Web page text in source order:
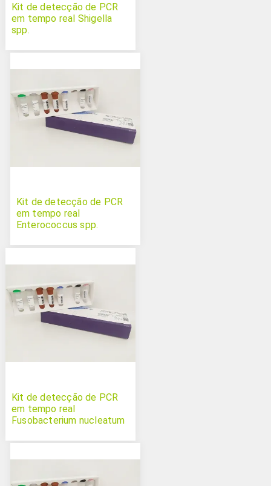
Kit de detecção de PCR
em tempo real Shigella
spp.
Kit de detecção de PCR
em tempo real
Enterococcus spp.
Kit de detecção de PCR
em tempo real
Fusobacterium nucleatum